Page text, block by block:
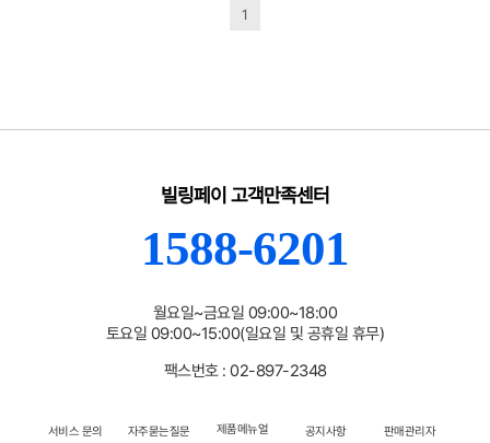
1
빌링페이 고객만족센터
1588-6201
월요일~금요일 09:00~18:00
토요일 09:00~15:00(일요일 및 공휴일 휴무)
팩스번호 : 02-897-2348
서비스 문의 자주묻는질문 제품메뉴얼 공지사항 판매관리자